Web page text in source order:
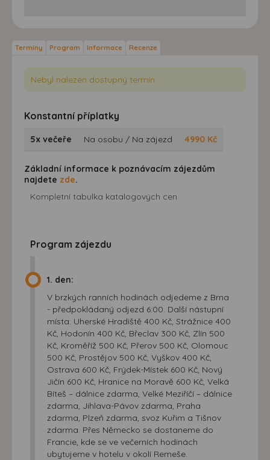
Termíny Program Informace Recenze
Nebyl nalezen dostupný termín.
Konstantní příplatky
5x večeře Na osobu / Na zájezd 4990 Kč
Základní informace k poznávacím zájezdům
najdete zde.
Kompletní tabulka katalogových cen
Program zájezdu
1. den:
V brzkých ranních hodinách odjedeme z Brna
- předpokládaný odjezd 6:00. Další nástupní
místa: Uherské Hradiště 400 Kč, Strážnice 400
Kč, Hodonín 400 Kč, Břeclav 300 Kč, Zlín 500
Kč, Kroměříž 500 Kč, Přerov 500 Kč, Olomouc
500 Kč, Prostějov 500 Kč, Vyškov 400 Kč,
Ostrava 600 Kč, Frýdek-Místek 600 Kč, Nový
Jičín 600 Kč, Hranice na Moravě 600 Kč, Velká
Bíteš – dálnice zdarma, Velké Meziříčí – dálnice
zdarma, Jihlava-Pávov zdarma, Praha
zdarma, Plzeň zdarma, svoz Kuřim a Tišnov
zdarma. Přes Německo se dostaneme do
Francie, kde se ve večerních hodinách
ubytujeme v hotelu v okolí Remeše.